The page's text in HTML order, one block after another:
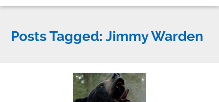
Posts Tagged: Jimmy Warden